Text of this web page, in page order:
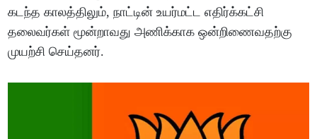
கடந்த காலத்திலும், நாட்டின் உயர்மட்ட எதிர்க்கட்சி
தலைவர்கள் மூன்றாவது அணிக்காக ஒன்றிணைவதற்கு
முயற்சி செய்தனர்.